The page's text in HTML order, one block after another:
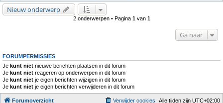
Nieuw onderwerp
2 onderwerpen • Pagina 1van 1
Ga naar
FORUMPERMISSIES
Je kunt niet nieuwe berichten plaatsen in dit forum
Je kunt niet reageren op onderwerpen in dit forum
Je kunt niet je eigen berichten wijzigen in dit forum
Je kunt niet je eigen berichten verwijderen in dit forum
Forumoverzicht Alle tijden zijn UTC+02:00
Verwijder cookies